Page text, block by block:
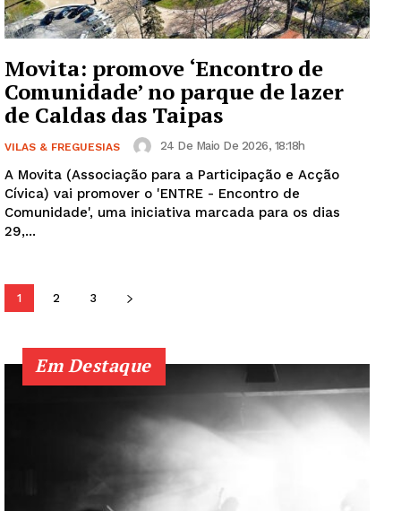
SUBSCREVA JÁ!
Institucional
Artigos
Edição Digital
Europa
Quero ser Assinante
Movita: promove ‘Encontro de
Comunidade’ no parque de lazer
de Caldas das Taipas
VILAS & FREGUESIAS 24 De Maio De 2026, 18:18h
A Movita (Associação para a Participação e Acção
Cívica) vai promover o 'ENTRE - Encontro de
Comunidade', uma iniciativa marcada para os dias
29,...
1 2 3
Em Destaque